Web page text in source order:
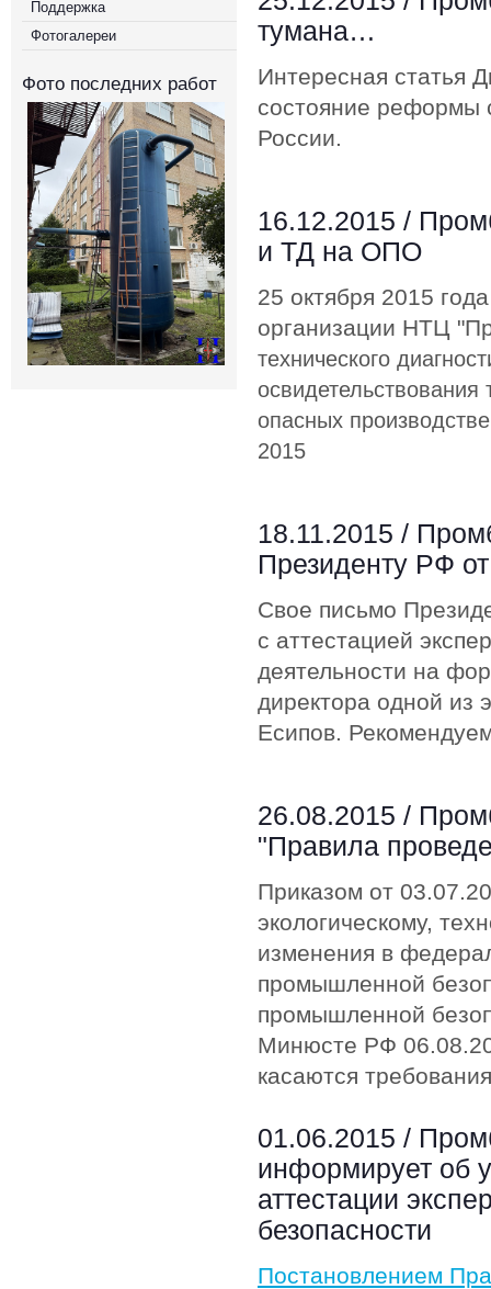
Поддержка
Фотогалереи
Фото последних работ
тумана…
Интересная статья
состояние реформы
России.
16.12.2015 /
и ТД на ОПО
25 октября 2015
организации НТЦ
технического
освидетельствования
опасных
2015
18.11.2015 /
Президенту РФ от
Свое письмо
с аттестацией
деятельности на
директора одной из
Есипов.
26.08.2015 /
"Правила
Приказом от
экологическому,
изменения в
промышленной
промышленной
Минюсте РФ
касаются
01.06.2015 /
информирует об
аттестации
безопасности
Постановлением